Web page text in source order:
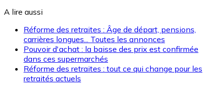
A lire aussi
Réforme des retraites : Âge de départ, pensions,
carrières longues... Toutes les annonces
Pouvoir d'achat : la baisse des prix est confirmée
dans ces supermarchés
Réforme des retraites : tout ce qui change pour les
retraités actuels